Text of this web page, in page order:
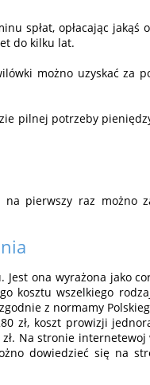
spłat, opłacając jakąś
do kilku lat.
możno uzyskać za
pilnej potrzeby
pierwszy raz możno
Jest ona wyrażona jako
kosztu wszelkiego
z normamy
zł, koszt prowizji
Na stronie
dowiedzieć się na